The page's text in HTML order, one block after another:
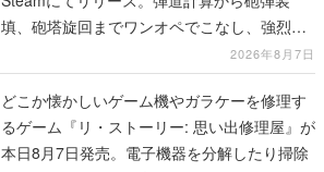
填、砲塔旋回までワンオペでこなし、強烈な
一撃をブチかませるロマンある作品2026年8月7日
どこか懐かしいゲーム機やガラケーを修理す
るゲーム『リ・ストーリー: 思い出修理屋』が
本日8月7日発売。電子機器を分解したり掃除